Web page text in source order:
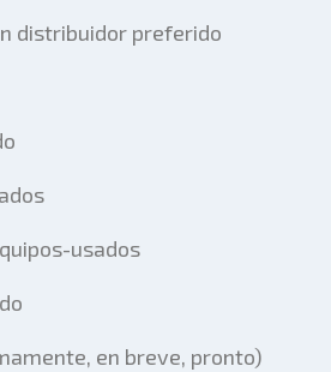
distribuidor preferido
usados
en breve, pronto)